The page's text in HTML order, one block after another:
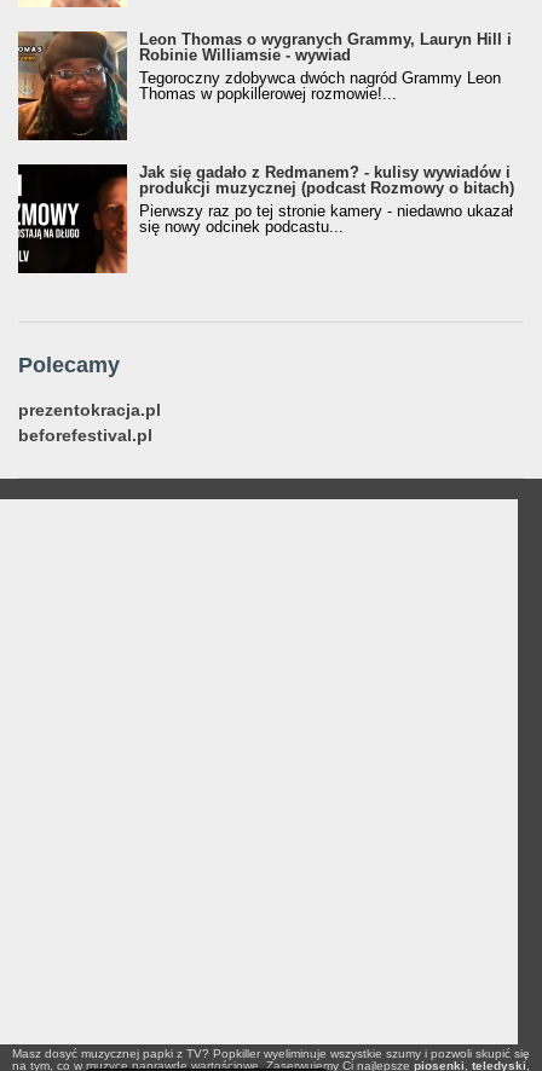
Leon Thomas o wygranych Grammy, Lauryn Hill i
Robinie Williamsie - wywiad
Tegoroczny zdobywca dwóch nagród Grammy Leon
Thomas w popkillerowej rozmowie!...
Jak się gadało z Redmanem? - kulisy wywiadów i
produkcji muzycznej (podcast Rozmowy o bitach)
Pierwszy raz po tej stronie kamery - niedawno ukazał
się nowy odcinek podcastu...
Polecamy
prezentokracja.pl
beforefestival.pl
Masz dosyć muzycznej papki z TV? Popkiller wyeliminuje wszystkie szumy i pozwoli skupić się
na tym, co w muzyce naprawdę wartościowe. Zaserwujemy Ci najlepsze piosenki teledyski